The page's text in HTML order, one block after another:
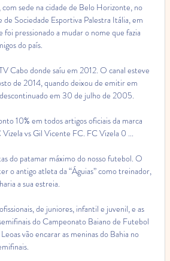
sede na cidade de Belo Horizonte, no
Sociedade Esportiva Palestra Itália, em
pressionado a mudar o nome que fazia
do país.
Cabo donde saíu em 2012. O canal esteve
de 2014, quando deixou de emitir em
em 30 de julho de 2005.
10% em todos artigos oficiais da marca
vs Gil Vicente FC. FC Vizela 0 ...
do patamar máximo do nosso futebol. O
o antigo atleta da “Águias” como treinador,
a sua estreia.
de juniores, infantil e juvenil, e as
do Campeonato Baiano de Futebol
vão encarar as meninas do Bahia no